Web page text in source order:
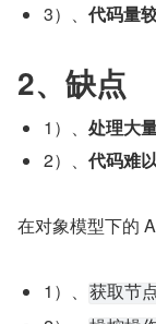
3）、 代码量
2、缺点
1）、 处理大
2）、 代码难
在对象模型下的
1）、 获取节